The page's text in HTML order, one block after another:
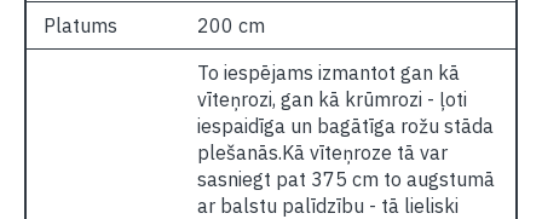
Platums
200 cm
To iespējams izmantot gan kā
vīteņrozi, gan kā krūmrozi - ļoti
iespaidīga un bagātīga rožu stāda
plešanās.Kā vīteņroze tā var
sasniegt pat 375 cm to augstumā
ar balstu palīdzību - tā lieliski